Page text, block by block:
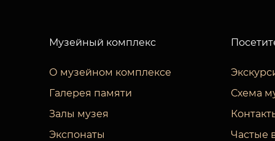
Музейный комплекс
О музейном комплексе
Галерея памяти
Залы музея
Экспонаты
Схема
Частые